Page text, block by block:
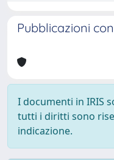
Pubblicazioni
I documenti in IRIS
tutti i diritti sono
indicazione.